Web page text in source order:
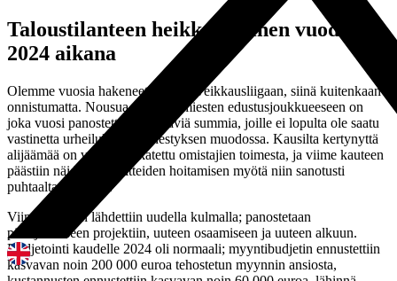
Taloustilanteen heikkeneminen vuoden
2024 aikana
Olemme vuosia hakeneet nousua Veikkausliigaan, siinä kuitenkaan
onnistumatta. Nousua ajatellen miesten edustusjoukkueeseen on
joka vuosi panostettu merkittäviä summia, joille ei lopulta ole saatu
vastinetta urheilullisen menestyksen muodossa. Kausilta kertynyttä
alijäämää on vuosittain katettu omistajien toimesta, ja viime kauteen
päästiin näiden velvoitteiden hoitamisen myötä niin sanotusti
puhtaalta pöydältä.
Viime kauteen lähdettiin uudella kulmalla; panostetaan
pitkäjänteiseen projektiin, uuteen osaamiseen ja uuteen alkuun.
Budjetointi kaudelle 2024 oli normaali; myyntibudjetin ennustettiin
kasvavan noin 200 000 euroa tehostetun myynnin ansiosta,